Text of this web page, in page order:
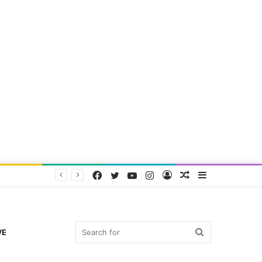
Random
Log
Instagram
YouTube
Twitter
Facebook